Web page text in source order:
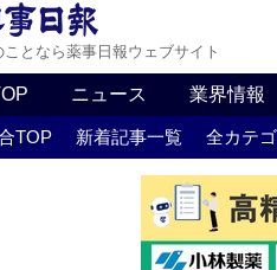
ことなら薬事日報ウェブサイト
ニュース 業界情報
TOP 新着記事一覧 全カテ